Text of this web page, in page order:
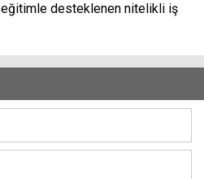
desteklenen nitelikli iş